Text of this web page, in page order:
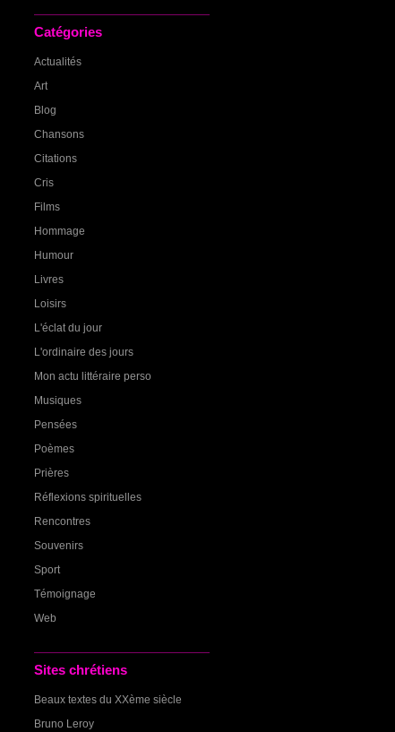
Catégories
Actualités
Art
Blog
Chansons
Citations
Cris
Films
Hommage
Humour
Livres
Loisirs
L'éclat du jour
L'ordinaire des jours
Mon actu littéraire perso
Musiques
Pensées
Poèmes
Prières
Réflexions spirituelles
Rencontres
Souvenirs
Sport
Témoignage
Web
Sites chrétiens
Beaux textes du XXème siècle
Bruno Leroy